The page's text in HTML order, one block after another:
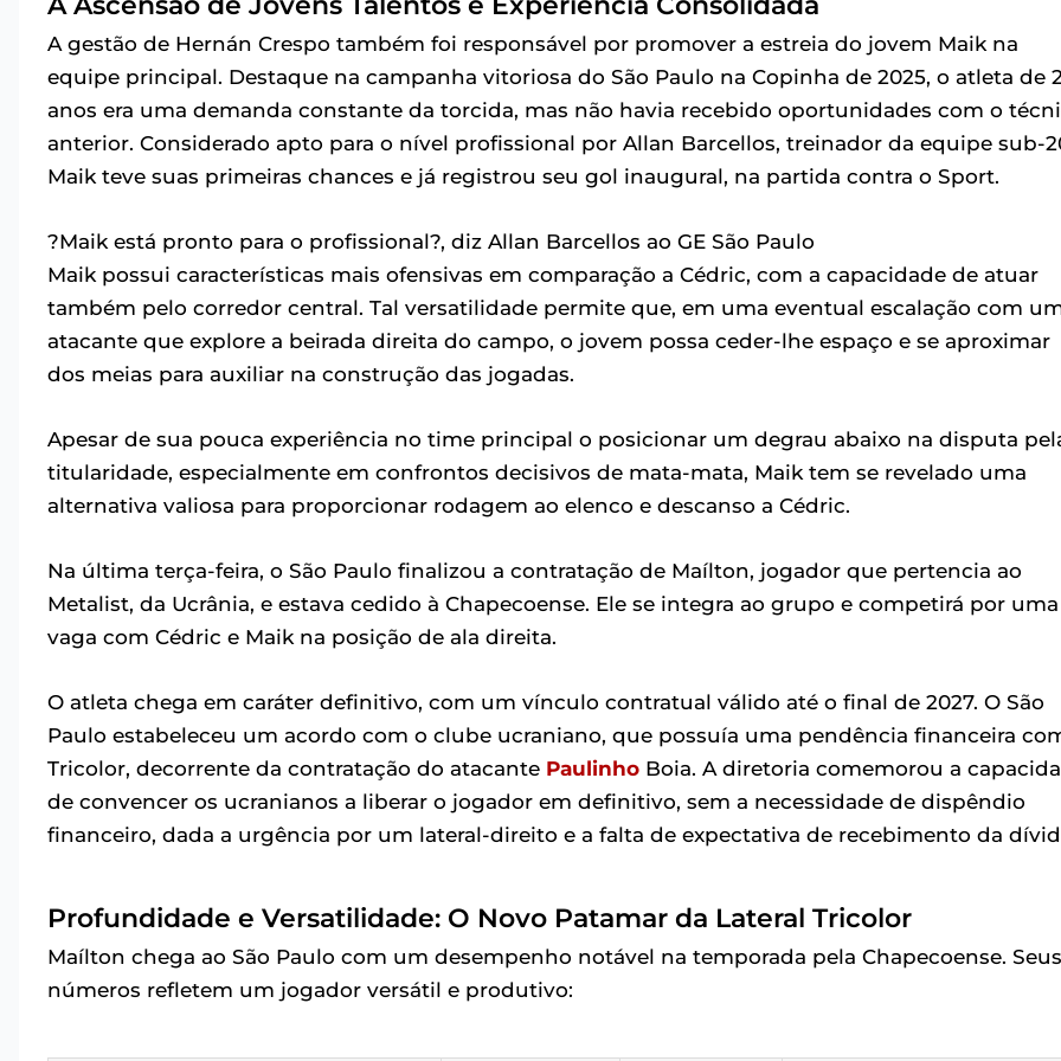
A gestão de Hernán Crespo também foi responsável por promover a estreia do jovem Maik na
equipe principal. Destaque na campanha vitoriosa do São Paulo na Copinha de 2025, o atleta de
anos era uma demanda constante da torcida, mas não havia recebido oportunidades com o
anterior. Considerado apto para o nível profissional por Allan Barcellos, treinador da equipe sub-
Maik teve suas primeiras chances e já registrou seu gol inaugural, na partida contra o Sport.
?Maik está pronto para o profissional?, diz Allan Barcellos ao GE São Paulo
Maik possui características mais ofensivas em comparação a Cédric, com a capacidade de atuar
também pelo corredor central. Tal versatilidade permite que, em uma eventual escalação com
atacante que explore a beirada direita do campo, o jovem possa ceder-lhe espaço e se aproximar
dos meias para auxiliar na construção das jogadas.
Apesar de sua pouca experiência no time principal o posicionar um degrau abaixo na disputa
titularidade, especialmente em confrontos decisivos de mata-mata, Maik tem se revelado uma
alternativa valiosa para proporcionar rodagem ao elenco e descanso a Cédric.
Na última terça-feira, o São Paulo finalizou a contratação de Maílton, jogador que pertencia ao
Metalist, da Ucrânia, e estava cedido à Chapecoense. Ele se integra ao grupo e competirá por uma
vaga com Cédric e Maik na posição de ala direita.
O atleta chega em caráter definitivo, com um vínculo contratual válido até o final de 2027. O São
Paulo estabeleceu um acordo com o clube ucraniano, que possuía uma pendência financeira
Tricolor, decorrente da contratação do atacante Paulinho Boia. A diretoria comemorou a
de convencer os ucranianos a liberar o jogador em definitivo, sem a necessidade de dispêndio
financeiro, dada a urgência por um lateral-direito e a falta de expectativa de recebimento da
Profundidade e Versatilidade: O Novo Patamar da Lateral Tricolor
Maílton chega ao São Paulo com um desempenho notável na temporada pela Chapecoense. Seus
números refletem um jogador versátil e produtivo: